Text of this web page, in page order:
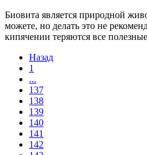
Биовита является природной
можете, но делать это не
кипячении теряются все
Назад
1
...
137
138
139
140
141
142